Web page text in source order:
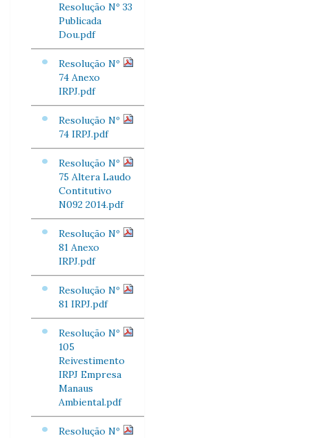
Resolução Nº 33
Publicada
Dou.pdf
Resolução Nº
74 Anexo
IRPJ.pdf
Resolução Nº
74 IRPJ.pdf
Resolução Nº
75 Altera Laudo
Contitutivo
N092 2014.pdf
Resolução Nº
81 Anexo
IRPJ.pdf
Resolução Nº
81 IRPJ.pdf
Resolução Nº
105
Reivestimento
IRPJ Empresa
Manaus
Ambiental.pdf
Resolução Nº